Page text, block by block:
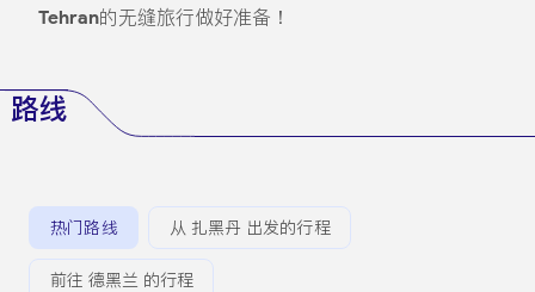
Tehran的无缝旅行做好准备！
路线
热门路线 从 扎黑丹 出发的行程
前往 德黑兰 的行程